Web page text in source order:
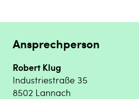
Ansprechperson
Robert Klug
Industriestraße 35
8502 Lannach